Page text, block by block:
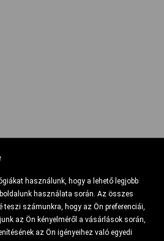
használunk, hogy a lehető legjobb
használata során. Az összes
teszi számunkra, hogy az Ön preferenciái,
az Ön kényelméről a vásárlások során,
az Ön igényeihez való egyedi